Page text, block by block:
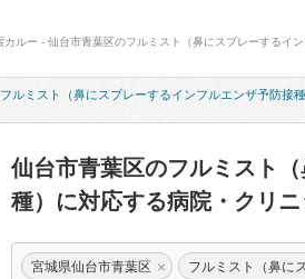
フルミスト（鼻にスプレーするインフルエンザ予防接種
仙台市青葉区のフルミスト
種）に対応する病院・クリニ
宮城県仙台市青葉区 ×